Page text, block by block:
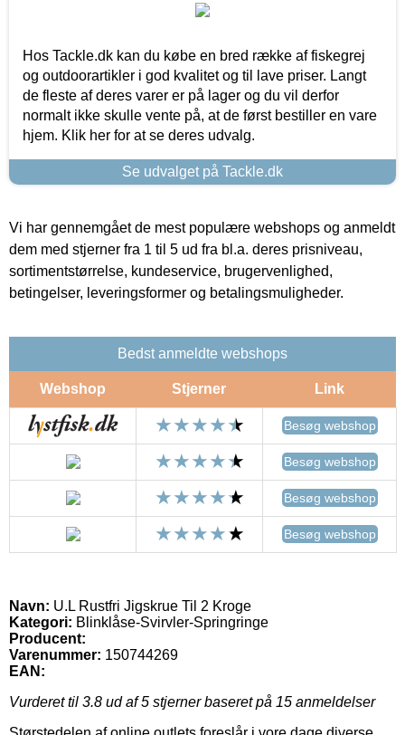
Hos Tackle.dk kan du købe en bred række af fiskegrej
og outdoorartikler i god kvalitet og til lave priser. Langt
de fleste af deres varer er på lager og du vil derfor
normalt ikke skulle vente på, at de først bestiller en vare
hjem. Klik her for at se deres udvalg.
Se udvalget på Tackle.dk
Vi har gennemgået de mest populære webshops og anmeldt
dem med stjerner fra 1 til 5 ud fra bl.a. deres prisniveau,
sortimentstørrelse, kundeservice, brugervenlighed,
betingelser, leveringsformer og betalingsmuligheder.
Bedst anmeldte webshops
Webshop Stjerner Link
Besøg webshop
Besøg webshop
Besøg webshop
Besøg webshop
Navn: U.L Rustfri Jigskrue Til 2 Kroge
Kategori: Blinklåse-Svirvler-Springringe
Producent:
Varenummer: 150744269
EAN:
Vurderet til 3.8 ud af 5 stjerner baseret på 15 anmeldelser